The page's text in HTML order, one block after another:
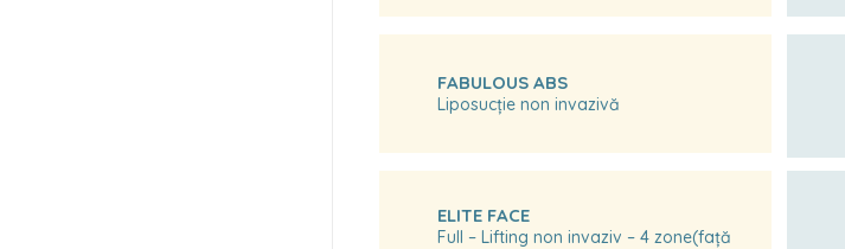
FABULOUS ABS
Liposucție non invazivă
ELITE FACE
Full – Lifting non invaziv – 4 zone(față